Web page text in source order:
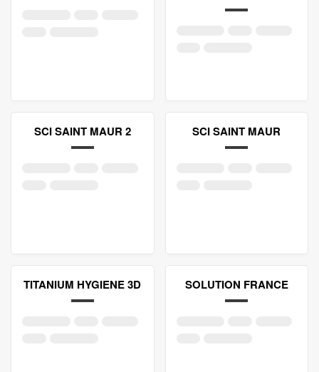
SCI SAINT MAUR 2 SCI SAINT MAUR
TITANIUM HYGIENE 3D SOLUTION FRANCE